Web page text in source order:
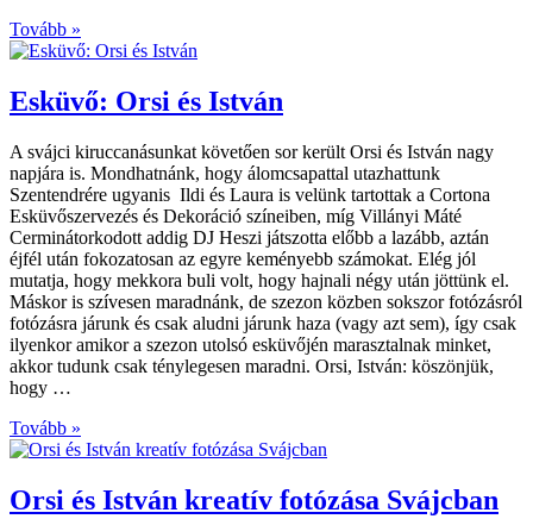
Tovább »
Esküvő: Orsi és István
A svájci kiruccanásunkat követően sor került Orsi és István nagy
napjára is. Mondhatnánk, hogy álomcsapattal utazhattunk
Szentendrére ugyanis Ildi és Laura is velünk tartottak a Cortona
Esküvőszervezés és Dekoráció színeiben, míg Villányi Máté
Cerminátorkodott addig DJ Heszi játszotta előbb a lazább, aztán
éjfél után fokozatosan az egyre keményebb számokat. Elég jól
mutatja, hogy mekkora buli volt, hogy hajnali négy után jöttünk el.
Máskor is szívesen maradnánk, de szezon közben sokszor fotózásról
fotózásra járunk és csak aludni járunk haza (vagy azt sem), így csak
ilyenkor amikor a szezon utolsó esküvőjén marasztalnak minket,
akkor tudunk csak ténylegesen maradni. Orsi, István: köszönjük,
hogy …
Tovább »
Orsi és István kreatív fotózása Svájcban